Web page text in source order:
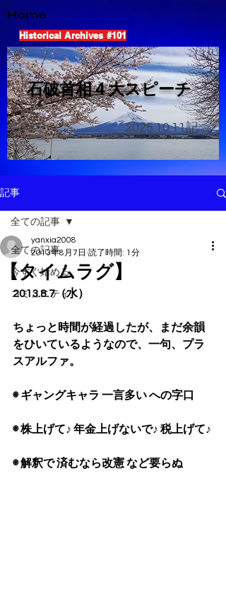
Home
Historical Archives #101
​石破首相４大スピーチ
2025.10.11記
記事
全ての記事
今すぐ始める
コミュニティ
全ての記事
【タイムラグ】
yanxia2008
2013年8月7日 読了時間: 1分
2013.8.7（水）
ちょっと時間が経過したが、まだ余韻
をひいているようなので、一句、プラ
スアルファ。
◉ ギャングキャラ 一言多い への字口
◉ 株上げて♪ 年金上げないで♪ 税上げて♪
◉ 解釈で 済むなら改憲 など要らぬ